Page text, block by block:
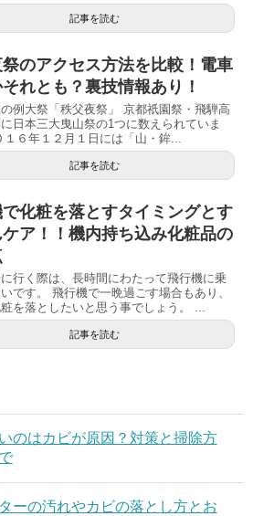
記事を読む
のアクセス方法を比較！電車
れとも？裏技情報あり！
例大祭「秩父夜祭」 京都祇園祭・飛騨高
日本三大曳山祭の1つに数えられていま
１６年１２月１日には「山・鉾...
記事を読む
化粧を落とすタイミングとす
ケア！！機内持ち込み化粧品の
行く際は、長時間にわたって飛行機に乗
です。 飛行機で一晩過ごす場合もあり、
を落としたいと思う事でしょう。 ...
記事を読む
のはカビが原因？対策と掃除方
ーの汚れやカビの落とし方とお